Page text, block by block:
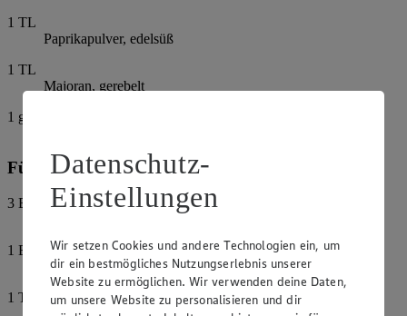
1 TL
Paprikapulver, edelsüß
1 TL
Majoran, gerebelt
1 gestr. EL
Für die Glasur:
3 EL
1 EL
Senf
1 TL
Datenschutz-
Einstellungen
Wir setzen Cookies und andere Technologien ein, um
dir ein bestmögliches Nutzungserlebnis unserer
Website zu ermöglichen. Wir verwenden deine Daten,
um unsere Website zu personalisieren und dir